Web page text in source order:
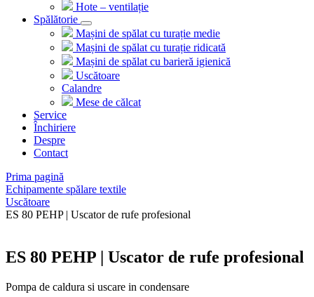
Hote – ventilație
Spălătorie
Mașini de spălat cu turație medie
Mașini de spălat cu turație ridicată
Mașini de spălat cu barieră igienică
Uscătoare
Calandre
Mese de călcat
Service
Închiriere
Despre
Contact
Prima pagină
Echipamente spălare textile
Uscătoare
ES 80 PEHP | Uscator de rufe profesional
ES 80 PEHP | Uscator de rufe profesional
Pompa de caldura si uscare in condensare